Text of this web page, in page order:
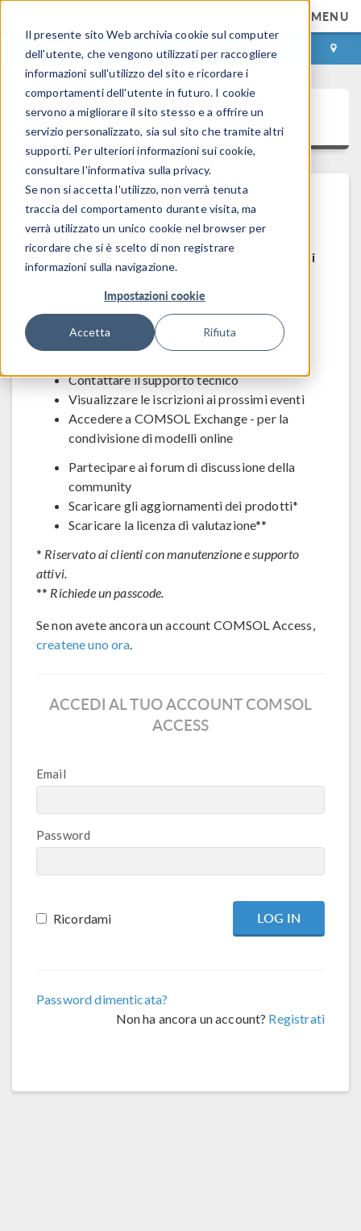
Il presente sito Web archivia cookie sul computer
dell'utente, che vengono utilizzati per raccogliere
informazioni sull'utilizzo del sito e ricordare i
comportamenti dell'utente in futuro. I cookie
servono a migliorare il sito stesso e a offrire un
servizio personalizzato, sia sul sito che tramite altri
supporti. Per ulteriori informazioni sui cookie,
consultare l'informativa sulla privacy.
Se non si accetta l'utilizzo, non verrà tenuta
traccia del comportamento durante visita, ma
verrà utilizzato un unico cookie nel browser per
ricordare che si è scelto di non registrare
informazioni sulla navigazione.
Impostazioni cookie
Accetta Rifiuta
MENU
ACCEDI CONTACT
COMSOL Access
Benvenuti in COMSOL Access
COMSOL Access è un servizio che forniamo ai
nostri utenti attuali e potenziali.
Modificare le informazioni di contatto e di
Contattare il supporto tecnico
Visualizzare le iscrizioni ai prossimi eventi
Accedere a COMSOL Exchange - per la
condivisione di modelli online
Partecipare ai forum di discussione della
community
Scaricare gli aggiornamenti dei prodotti*
Scaricare la licenza di valutazione**
* Riservato ai clienti con manutenzione e supporto
attivi.
** Richiede un passcode.
Se non avete ancora un account COMSOL Access,
createne uno ora.
ACCEDI AL TUO ACCOUNT COMSOL
ACCESS
Email
Password
Ricordami
Password dimenticata?
Non ha ancora un account? Registrati